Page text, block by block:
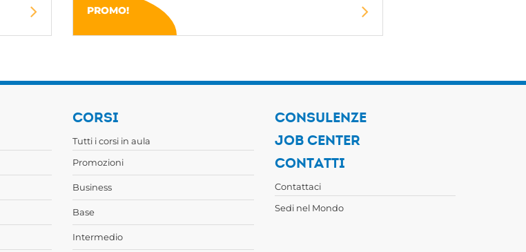
PROMO!
CORSI
Tutti i corsi in aula
Promozioni
Business
Base
Intermedio
CONSULENZE
JOB CENTER
CONTATTI
Contattaci
Sedi nel Mondo